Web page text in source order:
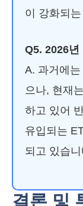
이 강화되
Q5. 2026년
A. 과거에
으나, 현재
하고 있어
유입되는
되고 있습니
결론 및